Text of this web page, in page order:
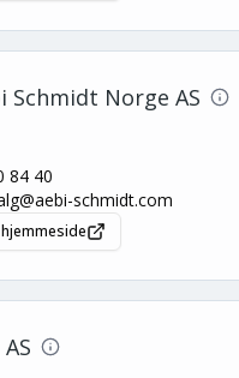
Schmidt Norge AS
84 40
schmidt.com